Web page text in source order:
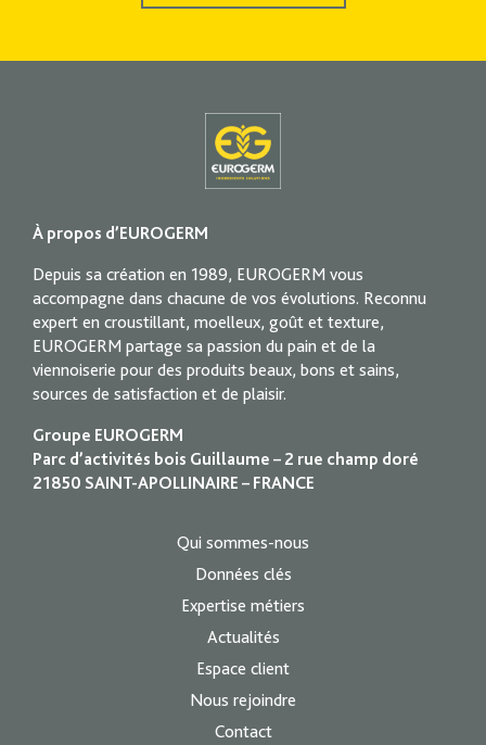
À propos d’EUROGERM
Depuis sa création en 1989, EUROGERM vous
accompagne dans chacune de vos évolutions. Reconnu
expert en croustillant, moelleux, goût et texture,
EUROGERM partage sa passion du pain et de la
viennoiserie pour des produits beaux, bons et sains,
sources de satisfaction et de plaisir.
Groupe EUROGERM
Parc d’activités bois Guillaume – 2 rue champ doré
21850 SAINT-APOLLINAIRE – FRANCE
Qui sommes-nous
Données clés
Expertise métiers
Actualités
Espace client
Nous rejoindre
Contact